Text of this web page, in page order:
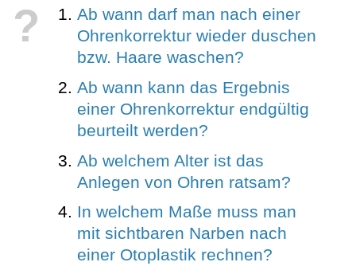
?
Ab wann darf man nach einer
Ohrenkorrektur wieder duschen
bzw. Haare waschen?
Ab wann kann das Ergebnis
einer Ohrenkorrektur endgültig
beurteilt werden?
Ab welchem Alter ist das
Anlegen von Ohren ratsam?
In welchem Maße muss man
mit sichtbaren Narben nach
einer Otoplastik rechnen?